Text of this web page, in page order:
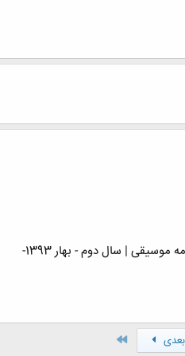
فصلنامه هنری نقشــــینه - ویژه نامه موسیقی | سال دوم - بهار 1393-
بعدی